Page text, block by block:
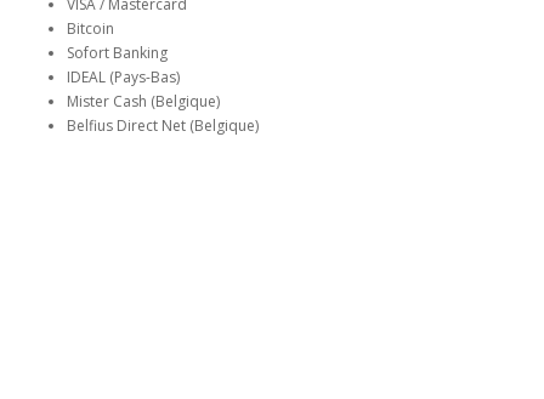
VISA / Mastercard
Bitcoin
Sofort Banking
IDEAL (Pays-Bas)
Mister Cash (Belgique)
Belfius Direct Net (Belgique)